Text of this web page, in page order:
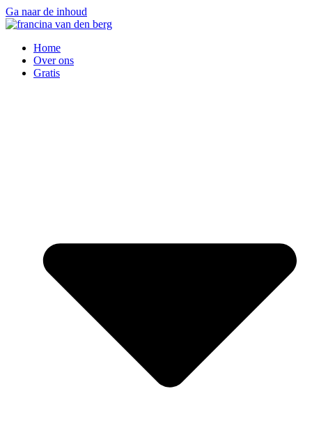
Ga naar de inhoud
Home
Over ons
Gratis